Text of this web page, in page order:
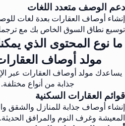
دعم الوصف متعدد اللغات
إنشاء أوصاف العقارات بعدة لغات
توسيع نطاق السوق الخاص بك مع
ما نوع المحتوى الذي
مولد أوصاف
يساعدك مولد أوصاف العقارات عبر
جذابة من أنواع
قوائم العقارات السكنية
إنشاء أوصاف جذابة للمنازل والشقق
المعيشة وغرف النوم والمرافق الحديثة.